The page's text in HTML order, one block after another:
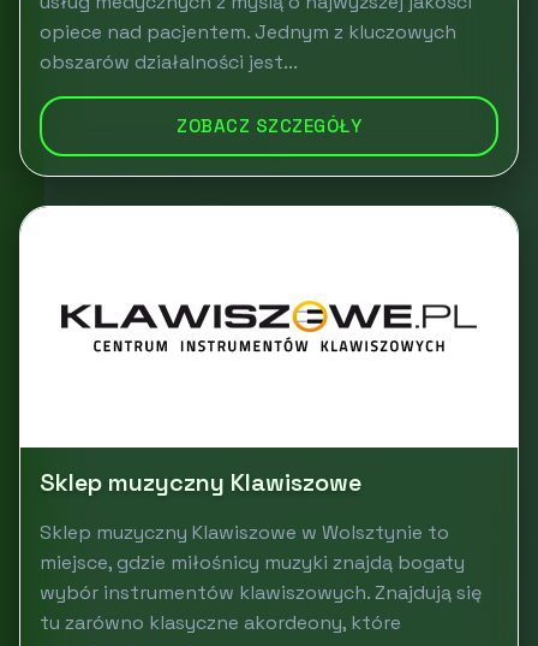
opiece nad pacjentem. Jednym z kluczowych
obszarów działalności jest...
ZOBACZ SZCZEGÓŁY
Sklep muzyczny Klawiszowe
Sklep muzyczny Klawiszowe w Wolsztynie to
miejsce, gdzie miłośnicy muzyki znajdą bogaty
wybór instrumentów klawiszowych. Znajdują się
tu zarówno klasyczne akordeony, które